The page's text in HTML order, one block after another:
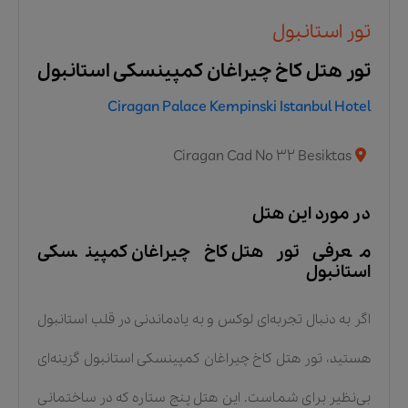
تور استانبول
تور هتل کاخ چیراغان کمپینسکی استانبول
Ciragan Palace Kempinski Istanbul Hotel
Ciragan Cad No 32 Besiktas
در مورد این هتل
معرفی تور هتل کاخ چیراغان کمپینسکی
استانبول
اگر به دنبال تجربه‌ای لوکس و به یادماندنی در قلب استانبول
هستید، تور هتل کاخ چیراغان کمپینسکی استانبول گزینه‌ای
بی‌نظیر برای شماست. این هتل پنج ستاره که در ساختمانی